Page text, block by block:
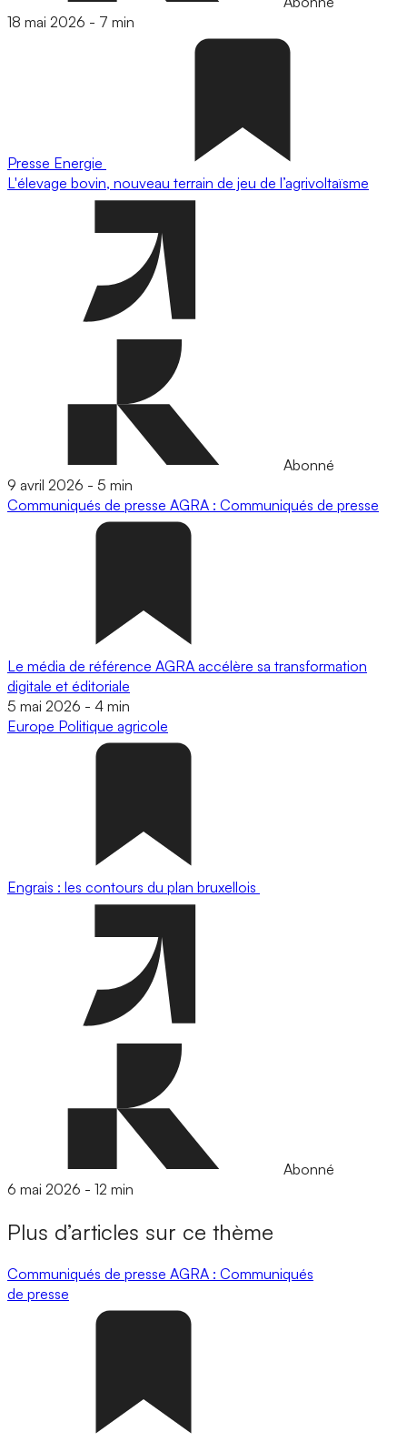
18 mai 2026 - 7 min
Presse Energie
L'élevage bovin, nouveau terrain de jeu de l’agrivoltaïsme
Abonné
9 avril 2026 - 5 min
Communiqués de presse AGRA : Communiqués de presse
Le média de référence AGRA accélère sa transformation
digitale et éditoriale
5 mai 2026 - 4 min
Europe Politique agricole
Engrais : les contours du plan bruxellois
Abonné
6 mai 2026 - 12 min
Plus d’articles sur ce thème
Communiqués de presse AGRA : Communiqués
de presse